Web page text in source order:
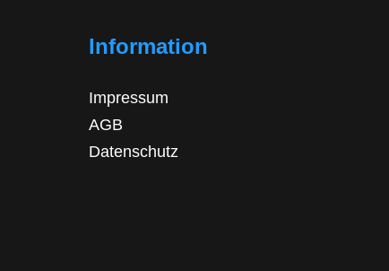
Information
Impressum
AGB
Datenschutz